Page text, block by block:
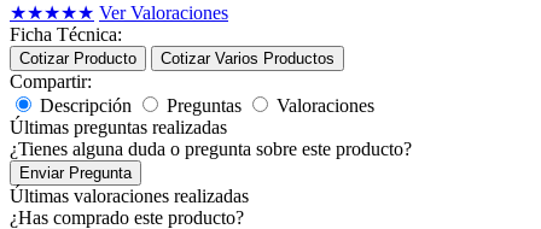
★★★★★ Ver Valoraciones
Ficha Técnica:
Cotizar Producto Cotizar Varios Productos
Compartir:
Descripción
Preguntas
Valoraciones
Últimas preguntas realizadas
¿Tienes alguna duda o pregunta sobre este producto?
Enviar Pregunta
Últimas valoraciones realizadas
¿Has comprado este producto?